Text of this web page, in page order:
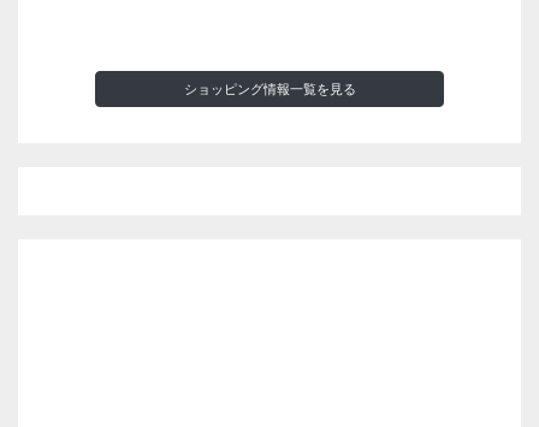
ショッピング情報一覧を見る